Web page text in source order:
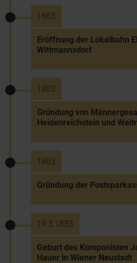
1883
Eröffnung der Lokalbahn
Wittmannsdorf
1883
Gründung von
Heidenreichstein und
1883
Gründung der
19.3.1883
Geburt des Komponisten
Hauer in Wiener Neustadt